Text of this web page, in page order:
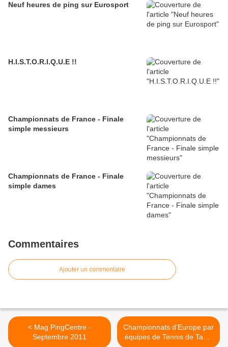
Neuf heures de ping sur Eurosport
H.I.S.T.O.R.I.Q.U.E !!
Championnats de France - Finale
simple messieurs
Championnats de France - Finale
simple dames
Commentaires
Ajouter un commentaire
< Mag PingCentre -
Septembre 2011
Championnats d'Europe par
équipes de Tennis de Table